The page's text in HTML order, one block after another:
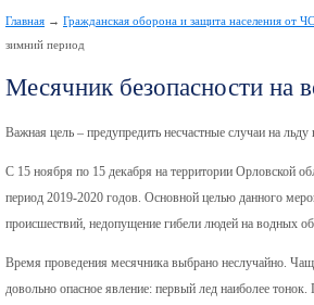
Главная → Гражданская оборона и защита населения от ЧС
зимний период
Месячник безопасности на
Важная цель – предупредить несчастные случаи на
С 15 ноября по 15 декабря на территории Орловской
период 2019-2020 годов. Основной целью данного
происшествий, недопущение гибели людей на водных
Время проведения месячника выбрано неслучайно.
довольно опасное явление: первый лед наиболее